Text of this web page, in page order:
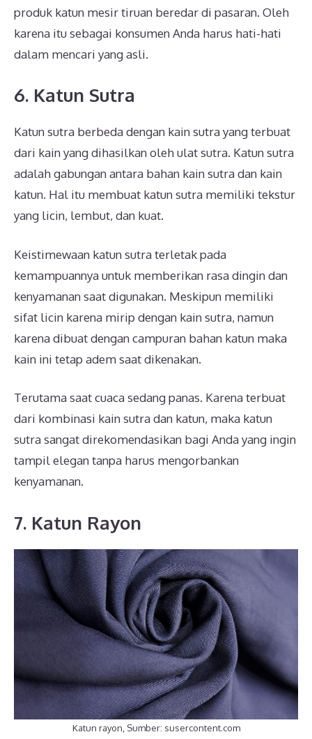
produk katun mesir tiruan beredar di pasaran. Oleh
karena itu sebagai konsumen Anda harus hati-hati
dalam mencari yang asli.
6. Katun Sutra
Katun sutra berbeda dengan kain sutra yang terbuat
dari kain yang dihasilkan oleh ulat sutra. Katun sutra
adalah gabungan antara bahan kain sutra dan kain
katun. Hal itu membuat katun sutra memiliki tekstur
yang licin, lembut, dan kuat.
Keistimewaan katun sutra terletak pada
kemampuannya untuk memberikan rasa dingin dan
kenyamanan saat digunakan. Meskipun memiliki
sifat licin karena mirip dengan kain sutra, namun
karena dibuat dengan campuran bahan katun maka
kain ini tetap adem saat dikenakan.
Terutama saat cuaca sedang panas. Karena terbuat
dari kombinasi kain sutra dan katun, maka katun
sutra sangat direkomendasikan bagi Anda yang ingin
tampil elegan tanpa harus mengorbankan
kenyamanan.
7. Katun Rayon
Katun rayon, Sumber: susercontent.com